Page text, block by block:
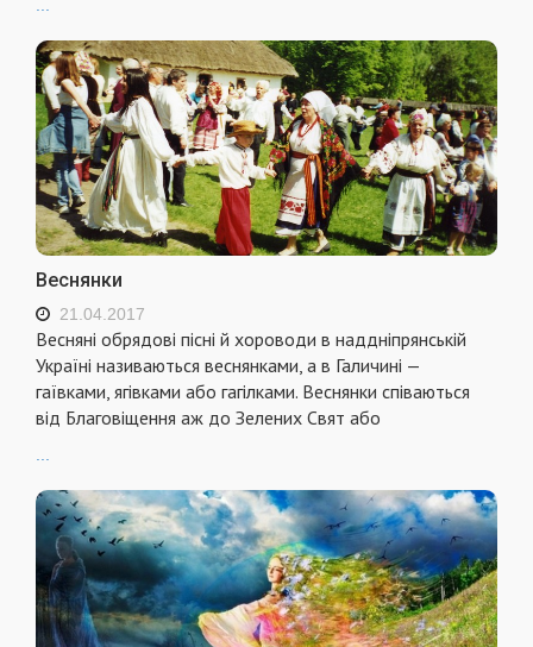
Веснянки
21.04.2017
Весняні обрядові пісні й хороводи в наддніпрянській
Україні називаються веснянками, а в Галичині —
гаївками, ягівками або гагілками. Веснянки співаються
від Благовіщення аж до Зелених Свят або